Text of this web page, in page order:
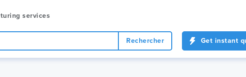
services
Rechercher Get instant